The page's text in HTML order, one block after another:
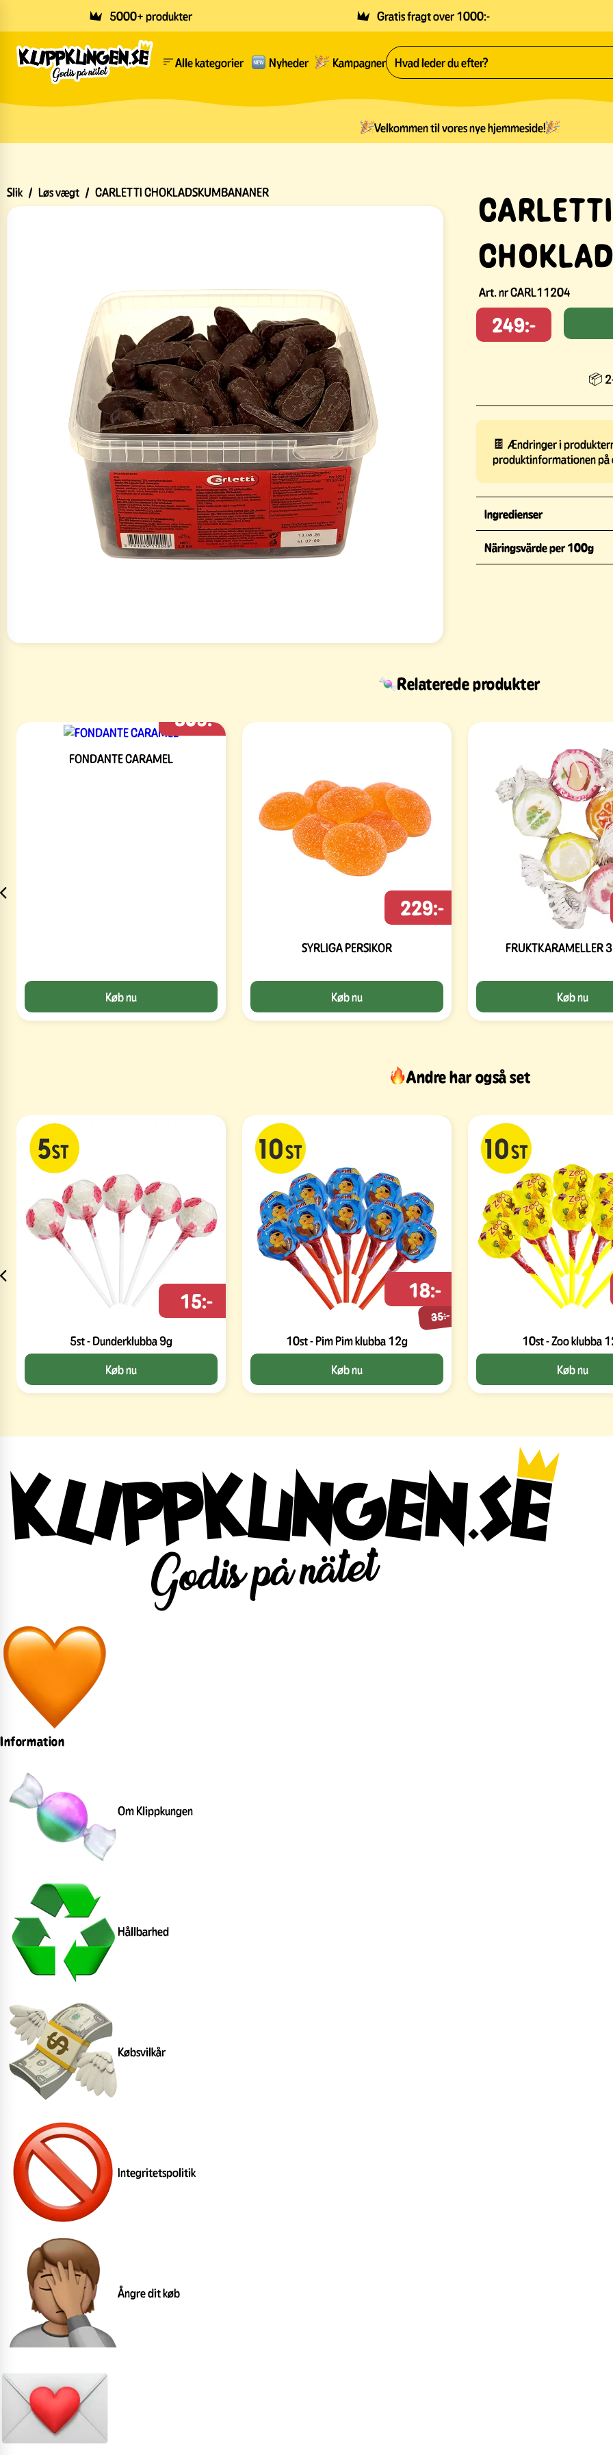
5000+ produkter Gratis fragt over 1000:-
Alle kategorier Nyheder Kampagner
Velkommen til vores nye hjemmeside!
Slik / Løs vægt / CARLETTI CHOKLADSKUMBANANER
Art. nrCARL11204
249:-
📦
🍫 Ændringer i
produktinformationen på
Ingredienser
Näringsvärde per 100g
Relaterede produkter
FONDANTE CARAMEL
309:-
Køb nu
SYRLIGA PERSIKOR
229:-
Køb nu
FRUKTKARAMELLER
Køb nu
Andre har også set
5st - Dunderklubba 9g
15:-
Køb nu
10st - Pim Pim klubba 12g
35:-
18:-
Køb nu
10st - Zoo klubba
Køb nu
Information
Om Klippkungen
Hållbarhed
Købsvilkår
Integritetspolitik
Ångre dit køb